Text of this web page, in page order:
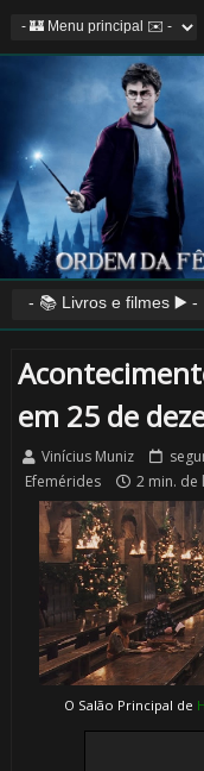
em 25 de
Vinícius Muniz
Efemérides
2 min. de
O Salão Principal de